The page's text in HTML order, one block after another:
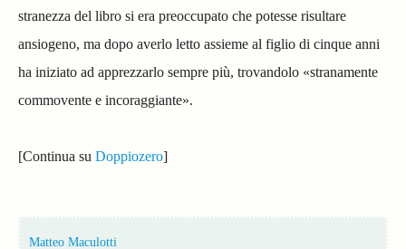
stranezza del libro si era preoccupato che potesse risultare
ansiogeno, ma dopo averlo letto assieme al figlio di cinque anni
ha iniziato ad apprezzarlo sempre più, trovandolo «stranamente
commovente e incoraggiante».
[Continua su Doppiozero]
Matteo Maculotti